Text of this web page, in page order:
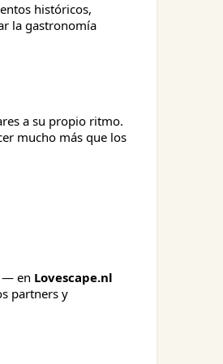
históricos,
la gastronomía
a su propio ritmo.
mucho más que los
— en Lovescape.nl
partners y